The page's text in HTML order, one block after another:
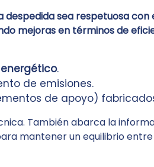
despedida sea respetuosa con
mejoras en términos de
.
de emisiones.
de apoyo)
También abarca la
mantener un equilibrio